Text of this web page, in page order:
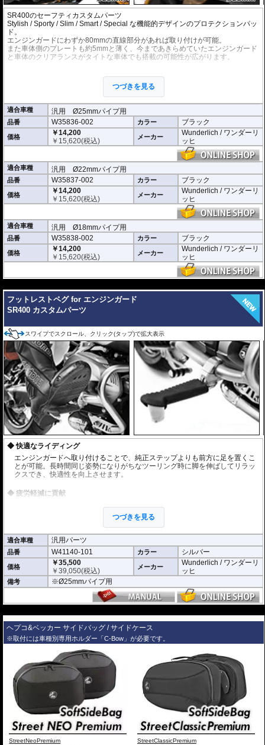
SR400のセーフティカスタムパーツ
Stylish / Sporty / Slim / Smart / Special な機能的デザインのプロテクションパッ
ド。
エンジンガードにわずか80mmの直線部分があれば取り付けが可能。
また車体側のプレートも約5mmと薄く、今まであきらめていたエンジンガード
と車体のクリアランスがタイトな車体でも搭載の可能性が広がります。
パットは高剛性エンジニアリング樹脂を採用。また、 パット正面にはアルミニ
ウム製プレートを設置することで、機能的なイメージを演出。
多くのエンシンガード、タンクガードに設置可能。(サイズ情報をもとに事前に
ご確認ください)
本体寸法 : 80mm x 55mm
車体側クランプ部分の厚さ : 約5mm
左右セット
つづきを見る
適合車種 汎用 Ø25mmパイプ用
品番 W35836-002 カラー ブラック
価格
￥14,200
￥ 15,620(税込) メーカー
Wunderlich / ワンダーリ
ッヒ
適合車種 汎用 Ø22mmパイプ用
品番 W35837-002 カラー ブラック
価格
￥14,200
￥ 15,620(税込) メーカー
Wunderlich / ワンダーリ
ッヒ
適合車種 汎用 Ø18mmパイプ用
品番 W35838-002 カラー ブラック
価格
￥14,200
￥ 15,620(税込) メーカー
Wunderlich / ワンダーリ
ッヒ
フットレストペグ for エンジンガード
SR400 カスタムパーツ
スワイプでスクロール、クリック(タップ)で拡大表示
快適なライディング
エンジンガードへ取り付けることで、純正ステップよりも前方に足を置くこ
とが可能。長時間同じ姿勢になりがちなツーリング時に脚を伸ばしてリラッ
クスでき、快適性を向上させます。
疲労軽減に貢献
ロングツーリングでは膝を曲げた状態が続くため、知らず知らずのうちに脚
へ負担が蓄積します。本製品を使用することで姿勢に変化をつけることがで
き、脚や腰の疲労軽減に役立ちます。
滑り止めラバー付属
フットレスト表面には滑り止めラバーを装備。安定した足掛かりを確保し、
快適な使用感を実現します。
使わない時はコンパクトに収納
折りたたみ式を採用しているため、使用しない時はスマートに収納可能。車
体のスタイリングを損なうことなく装着できます。
直径25mmのエンジンガードであれば装着可能。さまざまな車両で使用でき
る汎用性の高い設計です。
※商品は汎用品となります。事前にお持ちのエンジンガードの直径と取り付け
部分が取付要件を満たしていることをお確かめください。
つづきを見る
適合車種 汎用パーツ
品番 W41140-101 カラー シルバー
価格
￥35,500
￥39,050(税込) メーカー
Wunderlich / ワンダーリ
ッヒ
備考 ※Ø25mmパイプ用
ヘプコ&ベッカー サイドバッグ / サイドケース
※取付には車種別専用ホルダー「C-Bow」が必要です。
StreetNeoPremium
StreetClassicPremium